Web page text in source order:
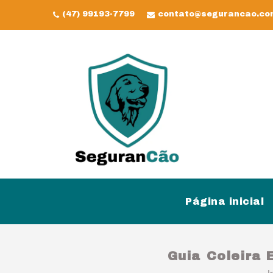
(47) 99193-7799
Página inicial
Guia Coleira